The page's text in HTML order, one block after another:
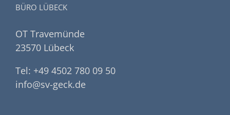
BÜRO LÜBECK
OT Travemünde
23570 Lübeck
Tel: +49 4502 780 09 50
info@sv-geck.de